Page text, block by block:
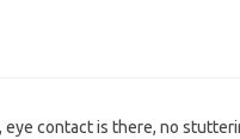
eye contact is there, no